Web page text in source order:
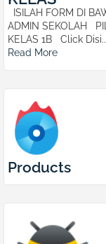
ISILAH FORM DI
ADMIN SEKOLAH
KELAS 1B Click
Read More
Products